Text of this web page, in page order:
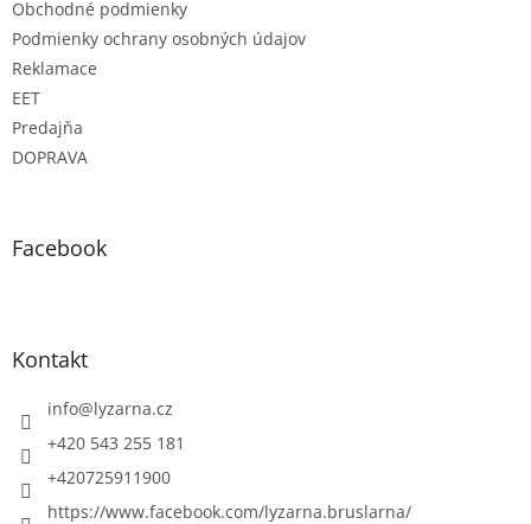
Obchodné podmienky
Podmienky ochrany osobných údajov
Reklamace
EET
Predajňa
DOPRAVA
Facebook
Kontakt
info@lyzarna.cz
+420 543 255 181
+420725911900
https://www.facebook.com/lyzarna.bruslarna/